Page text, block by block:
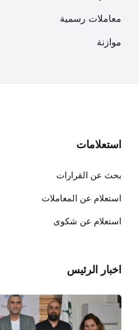
معاملات رسمية
موازنة
استعلامات
بحث عن القرارات
استعلام عن المعاملات
استعلام عن شكوى
اخبار الرئيس